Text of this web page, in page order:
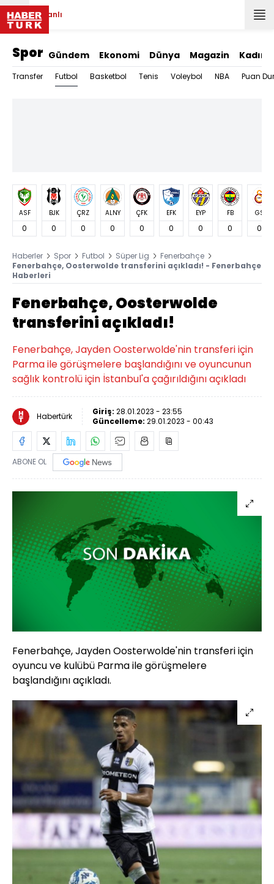
Canlı
Spor Gündem Ekonomi Dünya Magazin Kadın
Transfer Futbol Basketbol Tenis Voleybol NBA Puan
ASF
0
BJK
0
ÇRZ
0
ALNY
0
ÇFK
0
EFK
0
EYP
0
FB
0
GS
0
Haberler Spor Futbol Süper Lig
Fenerbahçe
Fenerbahçe, Oosterwolde transferini açıkladı! - Fenerbahçe
Haberleri
Fenerbahçe, Oosterwolde
transferini açıkladı!
Fenerbahçe, Jayden Oosterwolde'nin transferi için
Parma ile görüşmelere başlandığını ve oyuncunun
sağlık kontrolü için İstanbul'a çağırıldığını açıkladı
Habertürk Giriş: 28.01.2023 - 23:55
Güncelleme: 29.01.2023 - 00:43
ABONE OL
Fenerbahçe, Jayden Oosterwolde'nin transferi için
oyuncu ve kulübü Parma ile görüşmelere
başlandığını açıkladı.